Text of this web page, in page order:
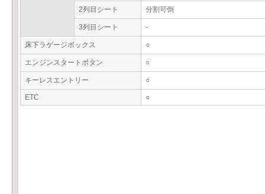
2列目シート 分割可倒
3列目シート -
床下ラゲージボックス ○
エンジンスタートボタン ○
キーレスエントリー ○
ETC ○